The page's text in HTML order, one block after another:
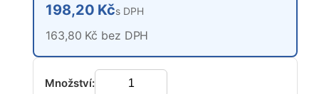
198,20 Kčs DPH
163,80 Kč bez DPH
Množství: